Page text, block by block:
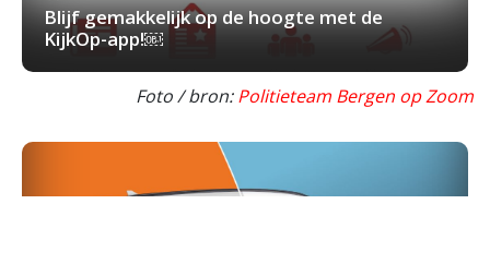
Blijf gemakkelijk op de hoogte met de
KijkOp-app!￼
Foto / bron:Politieteam Bergen op Zoom